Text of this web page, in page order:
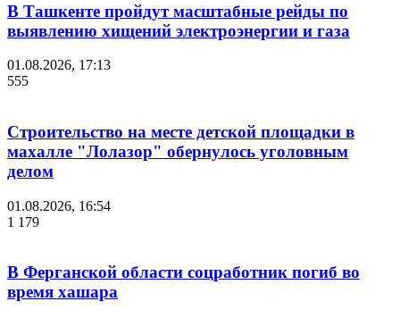
В Ташкенте пройдут масштабные рейды по
выявлению хищений электроэнергии и газа
01.08.2026, 17:13
555
Строительство на месте детской площадки в
махалле "Лолазор" обернулось уголовным
делом
01.08.2026, 16:54
1 179
В Ферганской области соцработник погиб во
время хашара